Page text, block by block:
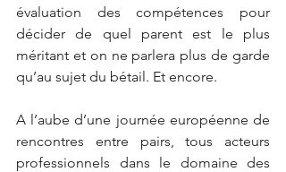
évaluation des compétences pour
décider de quel parent est le plus
méritant et on ne parlera plus de garde
qu’au sujet du bétail. Et encore.
A l’aube d’une journée européenne de
rencontres entre pairs, tous acteurs
professionnels dans le domaine des